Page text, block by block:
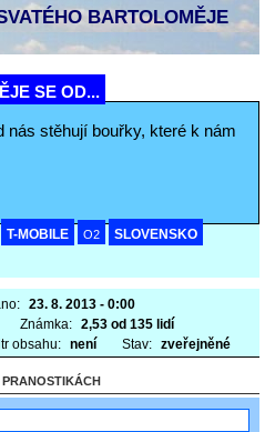
BARTOLOMĚJE
SE OD...
nás stěhují bouřky, které k nám
T-MOBILE O2 SLOVENSKO
23. 8. 2013 - 0:00
Známka: 2,53 od 135 lidí
obsahu: není Stav: zveřejněné